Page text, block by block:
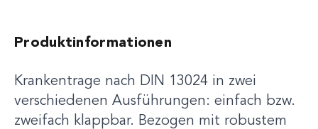
Produktinformationen
Krankentrage nach DIN 13024 in zwei
verschiedenen Ausführungen: einfach bzw.
zweifach klappbar. Bezogen mit robustem